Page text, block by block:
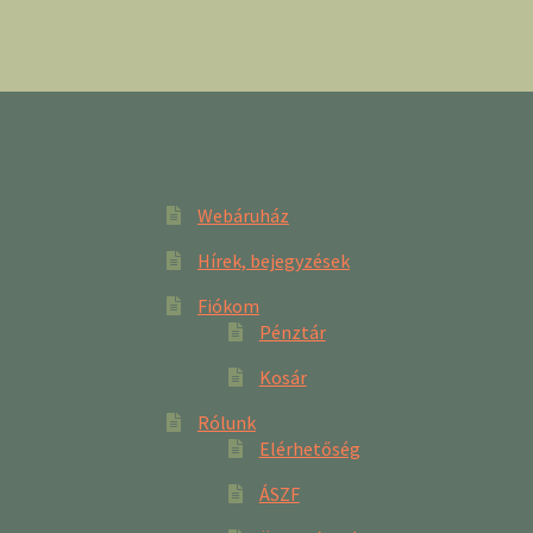
Webáruház
Hírek, bejegyzések
Fiókom
Pénztár
Kosár
Rólunk
Elérhetőség
ÁSZF